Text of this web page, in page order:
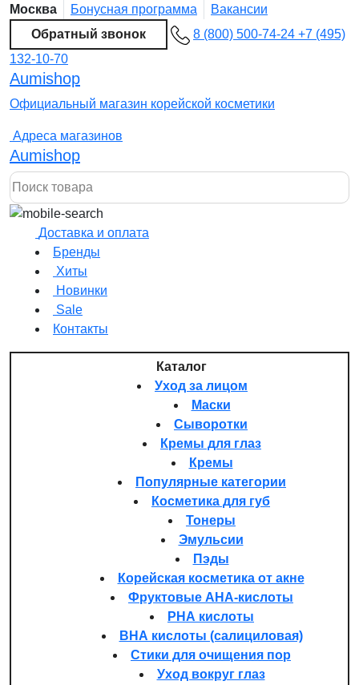
Москва Бонусная программа
Вакансии
Обратный звонок
8 (800) 500-74-24 +7 (495)
132-10-70
Aumishop
Официальный магазин корейской косметики
Адреса магазинов
Aumishop
Доставка и оплата
Бренды
Хиты
Новинки
Sale
Контакты
Каталог
Уход за лицом
Маски
Сыворотки
Кремы для глаз
Кремы
Популярные категории
Косметика для губ
Тонеры
Эмульсии
Пэды
Корейская косметика от акне
Фруктовые AHA-кислоты
PHA кислоты
BHA кислоты (салициловая)
Стики для очищения пор
Уход вокруг глаз